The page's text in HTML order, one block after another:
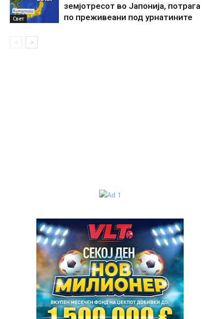
Свет
земјотресот во Јапонија, потрага
по преживеани под урнатините